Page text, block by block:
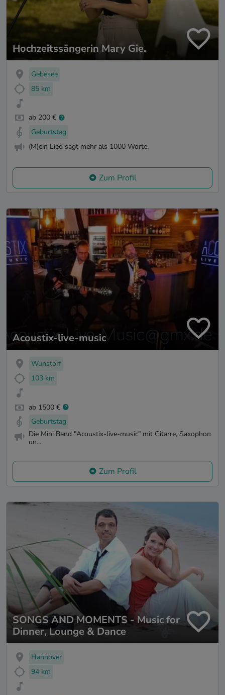
Hochzeitssängerin Mary Gie.
Gebesee
85 km
ab 200 €
Geburtstag
(M)ein Lied sagt mehr als 1000 Worte.
Zum Profil
Acoustix-live-music
Wunstorf
103 km
ab 1500 €
Geburtstag
Die Mini Band "Acoustix-live-music" mit Gitarre, Saxophon
un...
Zum Profil
SONGS AND MOMENTS - Music for
Dinner, Lounge & Dance
Hannover
94 km